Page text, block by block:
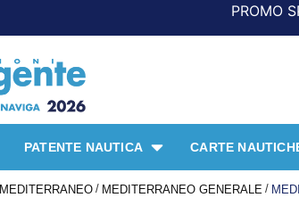
PROMO SPECIALE
PATENTE NAUTICA CARTE
MEDITERRANEO / MEDITERRANEO GENERALE /